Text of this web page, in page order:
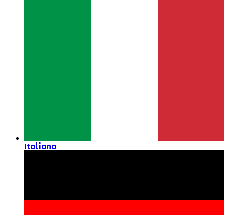
Italiano